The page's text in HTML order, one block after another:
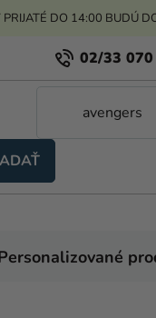
PRIJATÉ DO 14:00 BUDÚ
02/33